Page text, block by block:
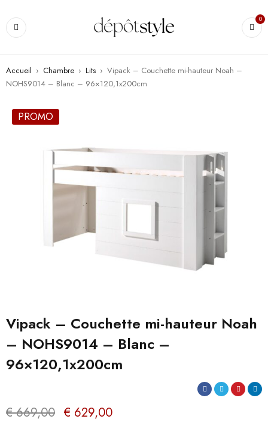
0
Accueil › Chambre › Lits › Vipack – Couchette mi-hauteur Noah –
NOHS9014 – Blanc – 96×120,1x200cm
PROMO
Vipack – Couchette mi-hauteur Noah
– NOHS9014 – Blanc –
96×120,1x200cm
€669,00 € 629,00